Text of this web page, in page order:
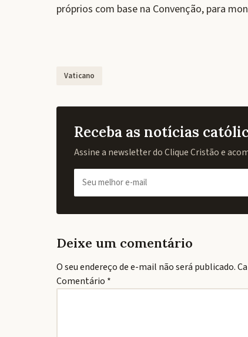
próprios com base na Convenção, para
Vaticano
Receba as notícias
Assine a newsletter do Clique Cristão e
Deixe um comentário
O seu endereço de e-mail não será publicado.
Comentário *